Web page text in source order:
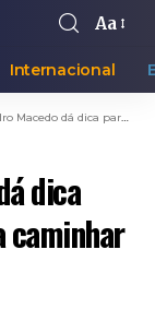
Aa
Internacional
para quem quer começar a caminhar e correr
dica
caminhar